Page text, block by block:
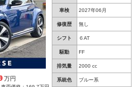
車検 2027年06月
修復歴 無し
シフト ６AT
駆動 FF
排気量 2000 cc
系統色 ブルー系
万円